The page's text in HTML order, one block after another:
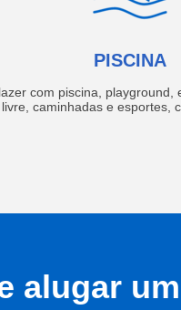
PISCINA
com piscina, playground,
caminhadas e esportes,
alugar